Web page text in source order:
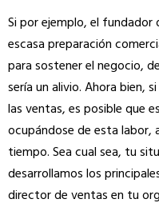
Si por ejemplo, el fundador
escasa preparación
para sostener el negocio,
sería un alivio. Ahora bien,
las ventas, es posible que
ocupándose de esta labor,
tiempo.Sea cual sea, tu
desarrollamos los
director de ventas en tu